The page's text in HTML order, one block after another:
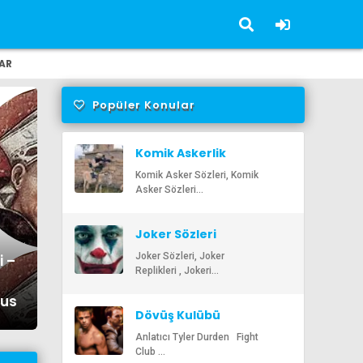
Sözleri – En Güzel,
Albert Szent Györgyi
Ozlusozler.com
–
Popüler Konular
Komik Askerlik
Sözleri
Komik Asker Sözleri, Komik
Asker Sözleri...
Joker Sözleri
Joker Sözleri, Joker
Replikleri , Jokeri...
Dövüş Kulübü
Sözleri
Anlatıcı Tyler Durden Fight
Club ...